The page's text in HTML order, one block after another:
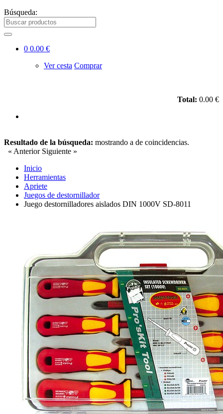
Búsqueda:
0 0.00 €
Ver cesta Comprar
Total: 0.00 €
Resultado de la búsqueda: mostrando a de coincidencias.
« Anterior Siguiente »
Inicio
Herramientas
Apriete
Juegos de destornillador
Juego destornilladores aislados DIN 1000V SD-8011